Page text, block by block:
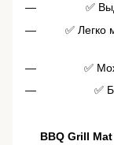
✅
✅ Легко
✅
✅
BBQ Grill Mat